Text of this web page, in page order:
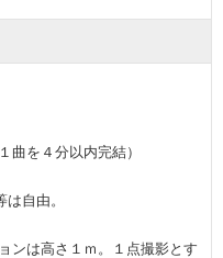
曲を４分以内完結）
自由。
ンは高さ１ｍ。１点撮影とす